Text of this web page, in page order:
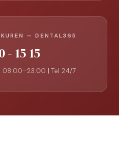
— DENTAL365
- 15 15
08:00–23:00 | Tel 24/7